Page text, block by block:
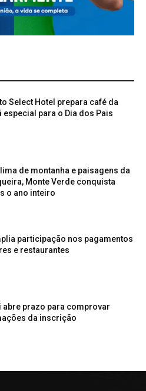
Select Hotel prepara café da
especial para o Dia dos Pais
de montanha e paisagens da
Monte Verde conquista
o ano inteiro
participação nos pagamentos
e restaurantes
abre prazo para comprovar
da inscrição